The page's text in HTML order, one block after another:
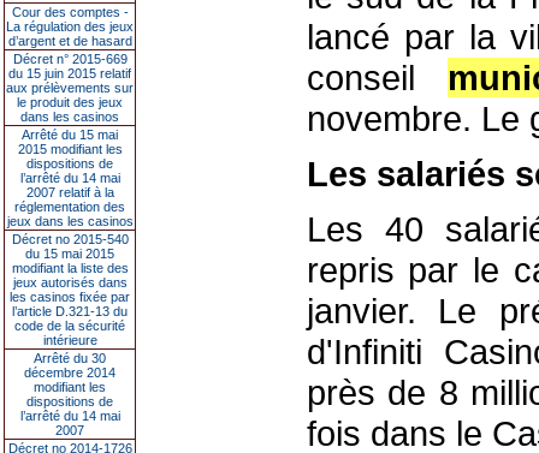
Cour des comptes -
La régulation des jeux
d’argent et de hasard
Décret n° 2015-669
du 15 juin 2015 relatif
aux prélèvements sur
le produit des jeux
dans les casinos
Arrêté du 15 mai
2015 modifiant les
dispositions de
l’arrêté du 14 mai
2007 relatif à la
réglementation des
jeux dans les casinos
Décret no 2015-540
du 15 mai 2015
modifiant la liste des
jeux autorisés dans
les casinos fixée par
l’article D.321-13 du
code de la sécurité
intérieure
Arrêté du 30
décembre 2014
modifiant les
dispositions de
l’arrêté du 14 mai
2007
Décret no 2014-1726
lancé par la
conseil
novembre. Le
Les salariés
Les 40
repris par le
janvier. Le
d'Infiniti
près de 8
fois dans le